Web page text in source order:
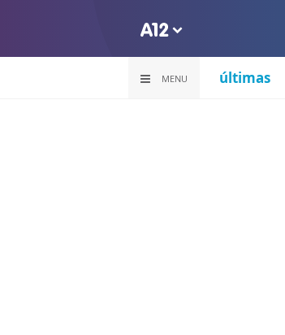
MENU últimas